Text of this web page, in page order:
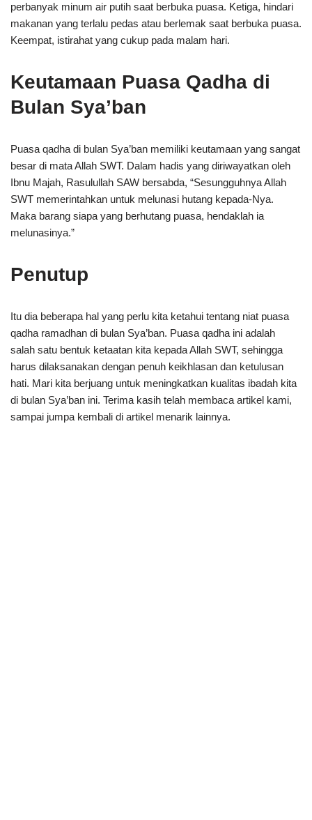
perbanyak minum air putih saat berbuka puasa. Ketiga, hindari
makanan yang terlalu pedas atau berlemak saat berbuka puasa.
Keempat, istirahat yang cukup pada malam hari.
Keutamaan Puasa Qadha di
Bulan Sya’ban
Puasa qadha di bulan Sya’ban memiliki keutamaan yang sangat
besar di mata Allah SWT. Dalam hadis yang diriwayatkan oleh
Ibnu Majah, Rasulullah SAW bersabda, “Sesungguhnya Allah
SWT memerintahkan untuk melunasi hutang kepada-Nya.
Maka barang siapa yang berhutang puasa, hendaklah ia
melunasinya.”
Penutup
Itu dia beberapa hal yang perlu kita ketahui tentang niat puasa
qadha ramadhan di bulan Sya’ban. Puasa qadha ini adalah
salah satu bentuk ketaatan kita kepada Allah SWT, sehingga
harus dilaksanakan dengan penuh keikhlasan dan ketulusan
hati. Mari kita berjuang untuk meningkatkan kualitas ibadah kita
di bulan Sya’ban ini. Terima kasih telah membaca artikel kami,
sampai jumpa kembali di artikel menarik lainnya.